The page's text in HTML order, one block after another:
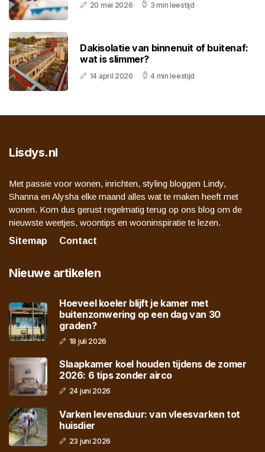
20 mei 2026 3 min leestijd
Dakisolatie van binnenuit of buitenaf:
wat is slimmer?
14 april 2026 4 min leestijd
Lisdys.nl
Met passie voor wonen, inrichten, styling bloggen Lindy,
Shanna en Alysha elke maand alles wat te maken heeft met
wonen. Kom dus gerust regelmatig terug op ons blog om de
nieuwste weetjes, woontips en wooninspiratie te lezen.
Sitemap
Contact
Nieuwe artikelen
Hoeveel koeler blijft je kamer met
buitenzonwering op een dag van 30
graden?
18 juli 2026
Slaapkamer koel houden tijdens de zomer
2026: 6 tips zonder airco
24 juni 2026
Varken levensduur: van vleesvarken tot
huisdier
23 juni 2026